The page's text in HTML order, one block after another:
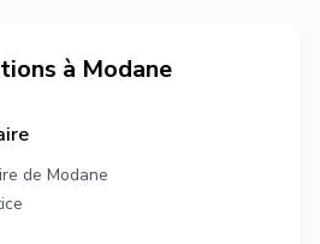
à Modane
de Modane